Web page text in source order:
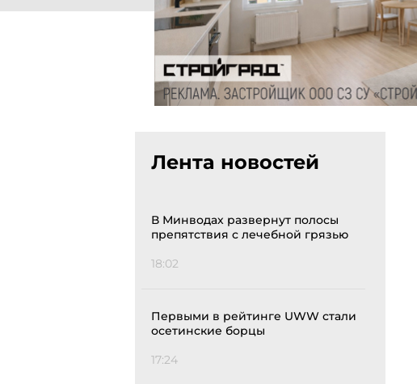
Лента новостей
В Минводах развернут полосы
препятствия с лечебной грязью
18:02
Первыми в рейтинге UWW стали
осетинские борцы
17:24